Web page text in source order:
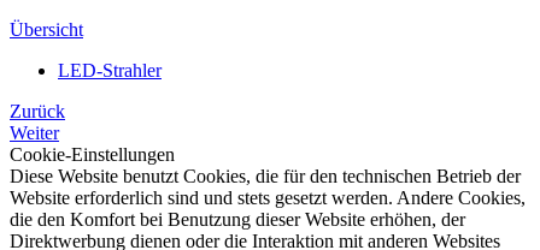
Übersicht
LED-Strahler
Zurück
Weiter
Cookie-Einstellungen
Diese Website benutzt Cookies, die für den technischen Betrieb der
Website erforderlich sind und stets gesetzt werden. Andere Cookies,
die den Komfort bei Benutzung dieser Website erhöhen, der
Direktwerbung dienen oder die Interaktion mit anderen Websites